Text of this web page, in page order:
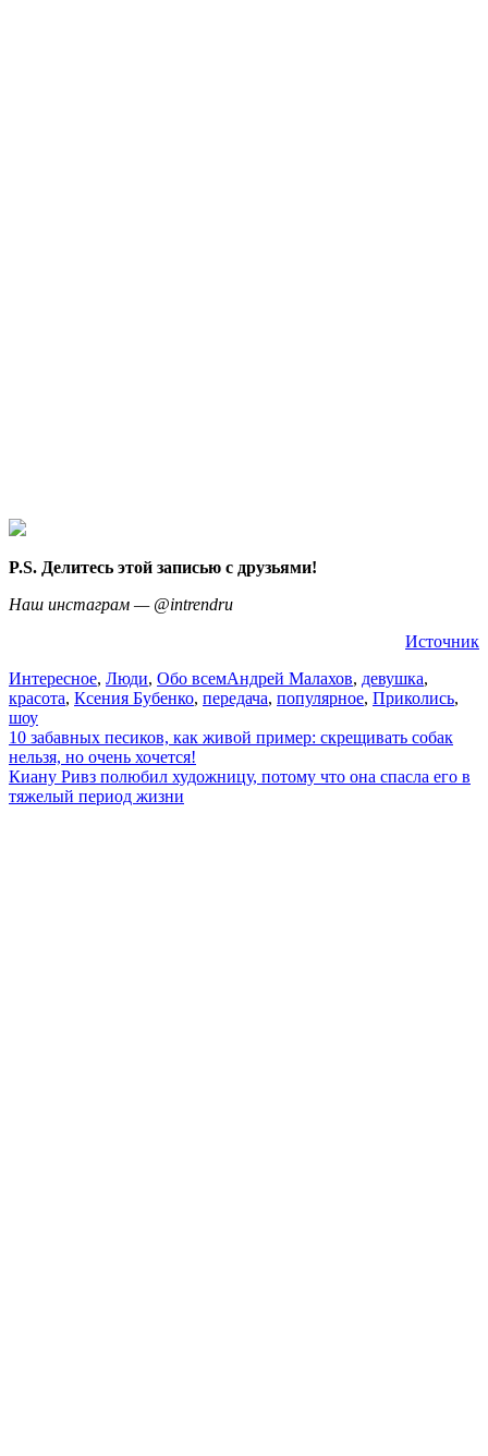
P.S. Делитесь этой записью с друзьями!
Наш инстаграм — @intrendru
Источник
Интересное, Люди, Обо всемАндрей Малахов, девушка,
красота, Ксения Бубенко, передача, популярное, Приколись,
шоу
Навигация
по
записям
10 забавных песиков, как живой пример: скрещивать собак
нельзя, но очень хочется!
Киану Ривз полюбил художницу, потому что она спасла его в
тяжелый период жизни